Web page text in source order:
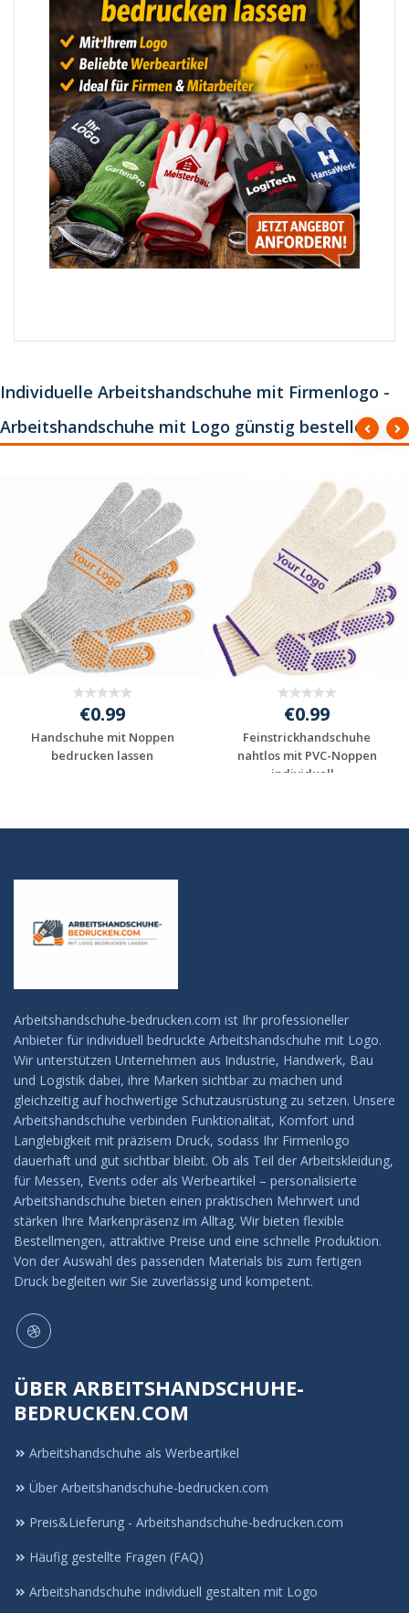
Individuelle Arbeitshandschuhe mit Firmenlogo -
Arbeitshandschuhe mit Logo günstig bestellen
€0.99
Handschuhe mit Noppen
bedrucken lassen
€0.99
Feinstrickhandschuhe
nahtlos mit PVC-Noppen
individuell...
Arbeitshandschuhe-bedrucken.com ist Ihr professioneller
Anbieter für individuell bedruckte Arbeitshandschuhe mit Logo.
Wir unterstützen Unternehmen aus Industrie, Handwerk, Bau
und Logistik dabei, ihre Marken sichtbar zu machen und
gleichzeitig auf hochwertige Schutzausrüstung zu setzen. Unsere
Arbeitshandschuhe verbinden Funktionalität, Komfort und
Langlebigkeit mit präzisem Druck, sodass Ihr Firmenlogo
dauerhaft und gut sichtbar bleibt. Ob als Teil der Arbeitskleidung,
für Messen, Events oder als Werbeartikel – personalisierte
Arbeitshandschuhe bieten einen praktischen Mehrwert und
stärken Ihre Markenpräsenz im Alltag. Wir bieten flexible
Bestellmengen, attraktive Preise und eine schnelle Produktion.
Von der Auswahl des passenden Materials bis zum fertigen
Druck begleiten wir Sie zuverlässig und kompetent.
ÜBER ARBEITSHANDSCHUHE-
BEDRUCKEN.COM
Arbeitshandschuhe als Werbeartikel
Über Arbeitshandschuhe-bedrucken.com
Preis&Lieferung - Arbeitshandschuhe-bedrucken.com
Häufig gestellte Fragen (FAQ)
Arbeitshandschuhe individuell gestalten mit Logo